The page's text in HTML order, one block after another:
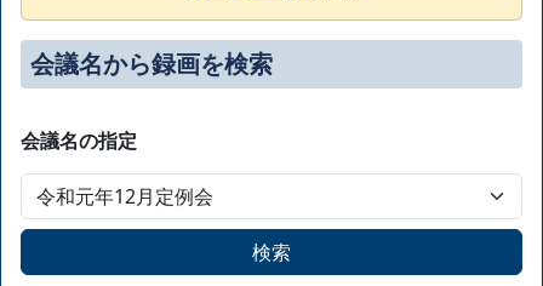
会議名から録画を検索
会議名の指定
検索